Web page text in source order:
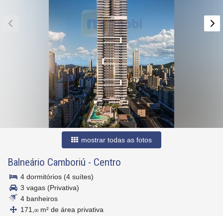
mostrar todas as fotos
Balneário Camboriú - Centro
4 dormitórios (4 suítes)
3 vagas (Privativa)
4 banheiros
171,
00 m² de área privativa